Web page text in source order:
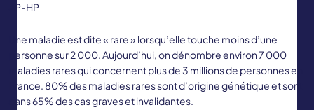
AP-HP
Une maladie est dite « rare » lorsqu’elle touche moins d’une
personne sur 2 000. Aujourd’hui, on dénombre environ 7 000
maladies rares qui concernent plus de 3 millions de personnes en
France. 80% des maladies rares sont d’origine génétique et sont
dans 65% des cas graves et invalidantes.